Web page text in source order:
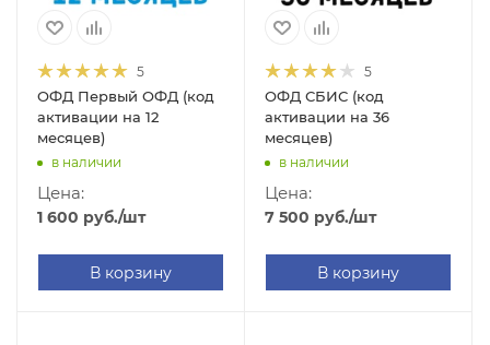
5
ОФД Первый ОФД (код
активации на 12
месяцев)
в наличии
Цена:
1 600 руб./шт
В корзину
5
ОФД СБИС (код
активации на 36
месяцев)
в наличии
Цена:
7 500 руб./шт
В корзину